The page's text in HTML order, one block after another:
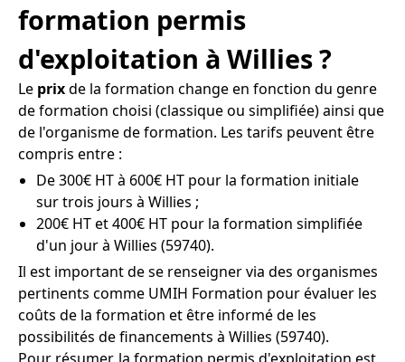
formation permis
d'exploitation à Willies ?
Le prixde la formation change en fonction du genre
de formation choisi (classique ou simplifiée) ainsi que
de l'organisme de formation. Les tarifs peuvent être
compris entre :
De 300€ HT à 600€ HT pour la formation initiale
sur trois jours à Willies ;
200€ HT et 400€ HT pour la formation simplifiée
d'un jour à Willies (59740).
Il est important de se renseigner via des organismes
pertinents comme UMIH Formation pour évaluer les
coûts de la formation et être informé de les
possibilités de financements à Willies (59740).
Pour résumer, la formation permis d'exploitation est